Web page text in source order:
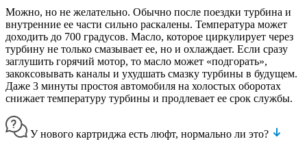
Можно, но не желательно. Обычно после поездки турбина и
внутренние ее части сильно раскалены. Температура может
доходить до 700 градусов. Масло, которое циркулирует через
турбину не только смазывает ее, но и охлаждает. Если сразу
заглушить горячий мотор, то масло может «подгорать»,
закоксовывать каналы и ухудшать смазку турбины в будущем.
Даже 3 минуты простоя автомобиля на холостых оборотах
снижает температуру турбины и продлевает ее срок службы.
У нового картриджа есть люфт, нормально ли это?